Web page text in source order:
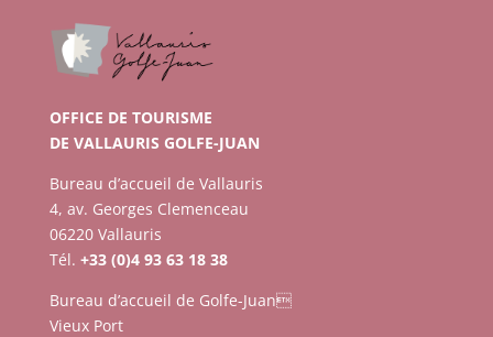
OFFICE DE TOURISME
DE VALLAURIS GOLFE-JUAN
Bureau d’accueil de Vallauris
4, av. Georges Clemenceau
06220 Vallauris
Tél. +33 (0)4 93 63 18 38
Bureau d’accueil de Golfe-Juan
Vieux Port